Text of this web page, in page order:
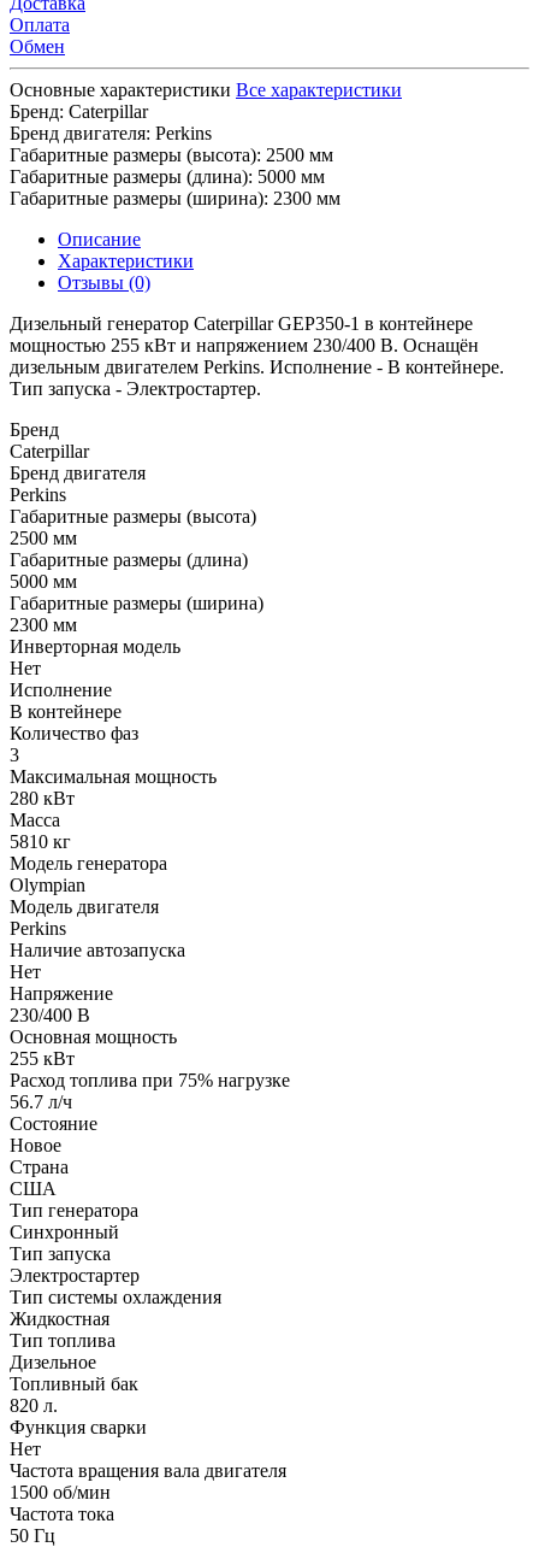
Оплата
Обмен
Основные характеристики Все характеристики
Бренд: Caterpillar
Бренд двигателя: Perkins
Габаритные размеры (высота): 2500 мм
Габаритные размеры (длина): 5000 мм
Габаритные размеры (ширина): 2300 мм
Описание
Характеристики
Отзывы (0)
Дизельный генератор Caterpillar GEP350-1 в контейнере
мощностью 255 кВт и напряжением 230/400 В. Оснащён
дизельным двигателем Perkins. Исполнение - В контейнере.
Тип запуска - Электростартер.
Бренд
Caterpillar
Бренд двигателя
Perkins
Габаритные размеры (высота)
2500 мм
Габаритные размеры (длина)
5000 мм
Габаритные размеры (ширина)
2300 мм
Инверторная модель
Нет
Исполнение
В контейнере
Количество фаз
3
Максимальная мощность
280 кВт
Масса
5810 кг
Модель генератора
Olympian
Модель двигателя
Perkins
Наличие автозапуска
Нет
Напряжение
230/400 В
Основная мощность
255 кВт
Расход топлива при 75% нагрузке
56.7 л/ч
Состояние
Новое
Страна
США
Тип генератора
Синхронный
Тип запуска
Электростартер
Тип системы охлаждения
Жидкостная
Тип топлива
Дизельное
Топливный бак
820 л.
Функция сварки
Нет
Частота вращения вала двигателя
1500 об/мин
Частота тока
50 Гц